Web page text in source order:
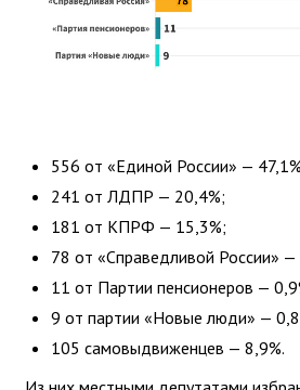
556 от «Единой России» —
241 от ЛДПР — 20,4%;
181 от КПРФ — 15,3%;
78 от «Справедливой России» —
11 от Партии пенсионеров —
9 от партии «Новые люди» —
105 самовыдвиженцев — 8,9%.